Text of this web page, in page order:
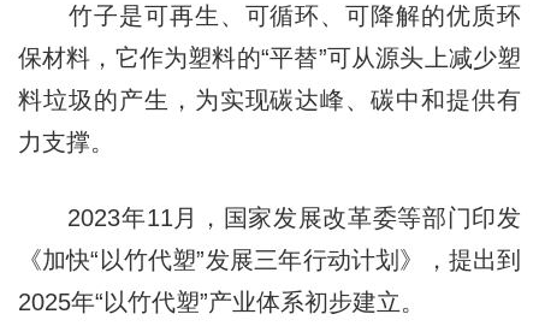
竹子是可再生、可循环、可降解的优质环
保材料，它作为塑料的“平替”可从源头上减少塑
料垃圾的产生，为实现碳达峰、碳中和提供有
力支撑。
2023年11月，国家发展改革委等部门印发
《加快“以竹代塑”发展三年行动计划》，提出到
2025年“以竹代塑”产业体系初步建立。